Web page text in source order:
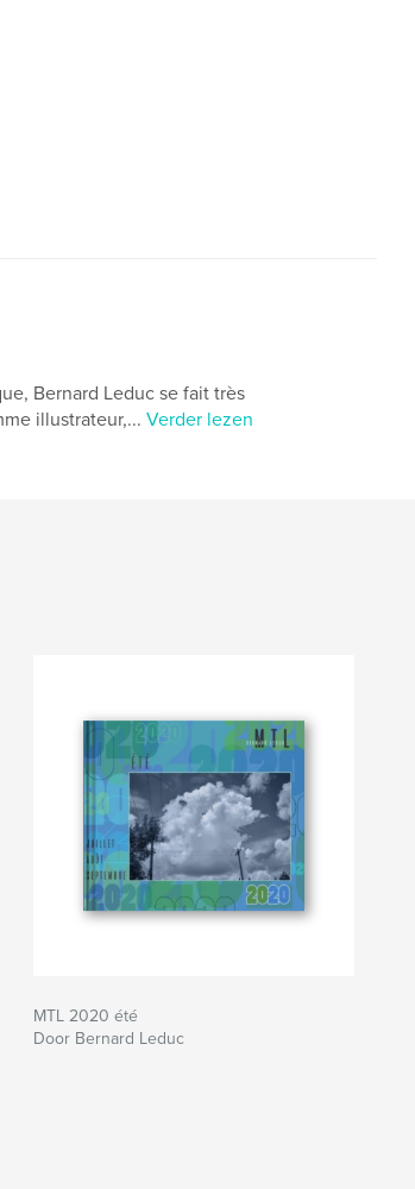
Bernard Leduc se fait très
illustrateur,... Verder lezen
MTL 2020 été
Door Bernard Leduc